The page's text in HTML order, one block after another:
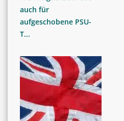
auch für
aufgeschobene PSU-
T...